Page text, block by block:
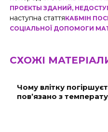
ПРОЕКТЫ ЗДАНИЙ,
наступна статтяКАБМІН
СОЦІАЛЬНОЇ ДОПОМОГИ
СХОЖІ
Чому влітку
пов’язано з